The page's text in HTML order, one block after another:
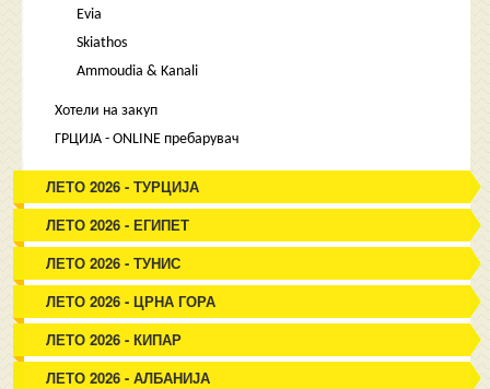
Evia
Skiathos
Ammoudia & Kanali
Хотели на закуп
ГРЦИЈА - ONLINE пребарувач
ЛЕТО 2026 - ТУРЦИЈА
ЛЕТО 2026 - ЕГИПЕТ
ЛЕТО 2026 - ТУНИС
ЛЕТО 2026 - ЦРНА ГОРА
ЛЕТО 2026 - КИПАР
ЛЕТО 2026 - АЛБАНИЈА